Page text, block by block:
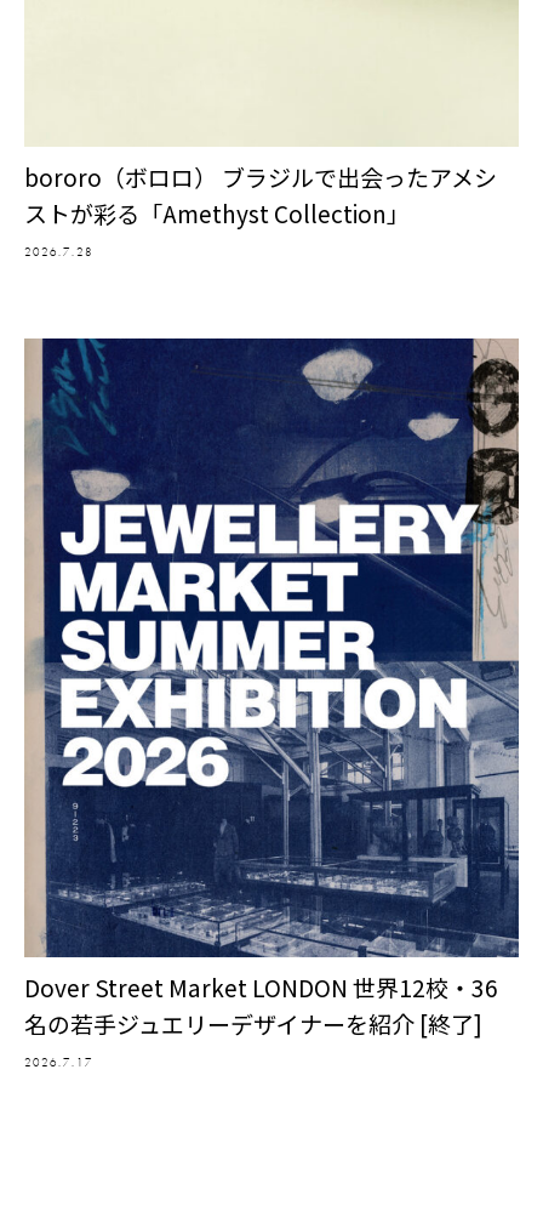
bororo（ボロロ） ブラジルで出会ったアメシ
ストが彩る「Amethyst Collection」
2026.7.28
Dover Street Market LONDON 世界12校・36
名の若手ジュエリーデザイナーを紹介 [終了]
2026.7.17